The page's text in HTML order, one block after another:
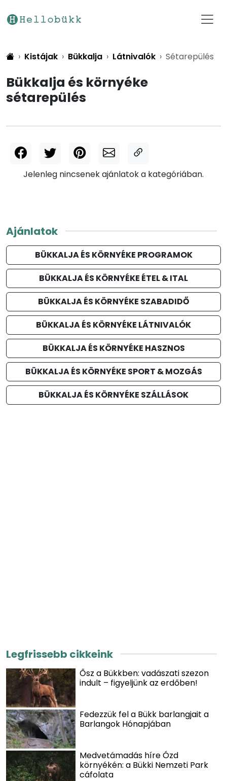
Kistájak Bükkalja Látnivalók Sétarepülés
Bükkalja és környéke
sétarepülés
Jelenleg nincsenek ajánlatok a kategóriában.
Ajánlatok
BÜKKALJA ÉS KÖRNYÉKE PROGRAMOK
BÜKKALJA ÉS KÖRNYÉKE ÉTEL & ITAL
BÜKKALJA ÉS KÖRNYÉKE SZABADIDŐ
BÜKKALJA ÉS KÖRNYÉKE LÁTNIVALÓK
BÜKKALJA ÉS KÖRNYÉKE HASZNOS
BÜKKALJA ÉS KÖRNYÉKE SPORT & MOZGÁS
BÜKKALJA ÉS KÖRNYÉKE SZÁLLÁSOK
Legfrissebb cikkeink
Ősz a Bükkben: vadászati szezon
indult – figyeljünk az erdőben!
Fedezzük fel a Bükk barlangjait a
Barlangok Hónapjában
Medvetámadás híre Ózd
környékén: a Bükki Nemzeti Park
cáfolata